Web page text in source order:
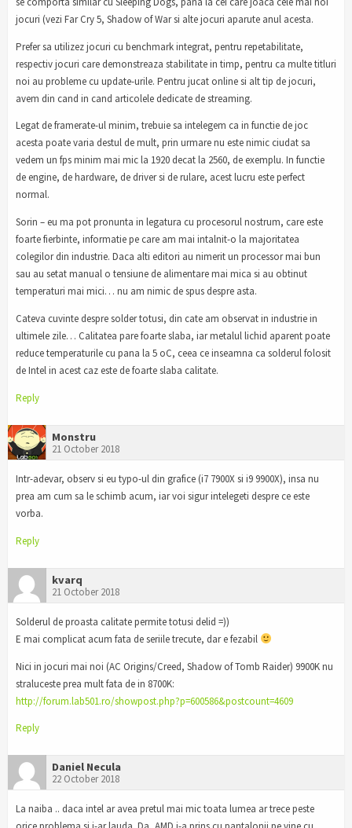
jocuri (vezi Far Cry 5, Shadow of War si alte jocuri aparute anul acesta.
Prefer sa utilizez jocuri cu benchmark integrat, pentru repetabilitate,
respectiv jocuri care demonstreaza stabilitate in timp, pentru ca multe titluri
noi au probleme cu update-urile. Pentru jucat online si alt tip de jocuri,
avem din cand in cand articolele dedicate de streaming.
Legat de framerate-ul minim, trebuie sa intelegem ca in functie de joc
acesta poate varia destul de mult, prin urmare nu este nimic ciudat sa
vedem un fps minim mai mic la 1920 decat la 2560, de exemplu. In functie
de engine, de hardware, de driver si de rulare, acest lucru este perfect
normal.
Sorin – eu ma pot pronunta in legatura cu procesorul nostrum, care este
foarte fierbinte, informatie pe care am mai intalnit-o la majoritatea
colegilor din industrie. Daca alti editori au nimerit un processor mai bun
sau au setat manual o tensiune de alimentare mai mica si au obtinut
temperaturi mai mici… nu am nimic de spus despre asta.
Cateva cuvinte despre solder totusi, din cate am observat in industrie in
ultimele zile… Calitatea pare foarte slaba, iar metalul lichid aparent poate
reduce temperaturile cu pana la 5 oC, ceea ce inseamna ca solderul folosit
de Intel in acest caz este de foarte slaba calitate.
Reply
Monstru
21 October 2018
Intr-adevar, observ si eu typo-ul din grafice (i7 7900X si i9 9900X), insa nu
prea am cum sa le schimb acum, iar voi sigur intelegeti despre ce este
vorba.
Reply
kvarq
21 October 2018
Solderul de proasta calitate permite totusi delid =))
E mai complicat acum fata de seriile trecute, dar e fezabil
Nici in jocuri mai noi (AC Origins/Creed, Shadow of Tomb Raider) 9900K nu
straluceste prea mult fata de in 8700K:
http://forum.lab501.ro/showpost.php?p=600586&postcount=4609
Reply
Daniel Necula
22 October 2018
La naiba .. daca intel ar avea pretul mai mic toata lumea ar trece peste